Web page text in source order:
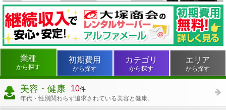
業種
から探す
初期費用
から探す
カテゴリ
から探す
エリア
から探す
美容・健康 10件
年代・性別関わらず追求されている美容と健康。